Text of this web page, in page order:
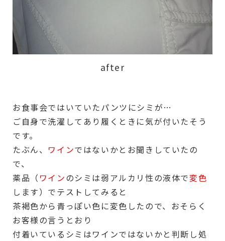
after
お食事会ではいていたパンツにシミが…
ご自身で洗濯してあり履くときに気が付いたそう
です。
たぶん、 ワインではないかとお聞きしていたの
で、
薬品（ ワインのシミは弱アルカリ性の液体で変色
します）でテストしてみると
茶褐色から青っぽい色に変色したので、おそらく
お客様の言うとおり
付着いているシミはワインではないかと判断し処